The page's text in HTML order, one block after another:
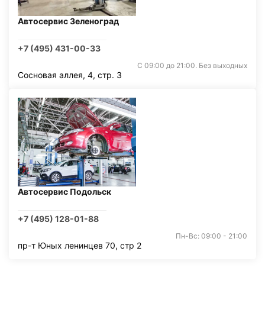
Автосервис Зеленоград
+7 (495) 431-00-33
С 09:00 до 21:00. Без выходных
Сосновая аллея, 4, стр. 3
Автосервис Подольск
+7 (495) 128-01-88
Пн-Вс: 09:00 - 21:00
пр-т Юных ленинцев 70, стр 2